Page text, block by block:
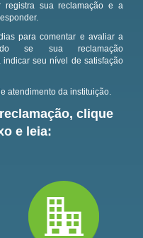
registra sua reclamação e a
para comentar e avaliar a
se sua reclamação
seu nível de satisfação
atendimento da instituição.
clique
e leia: